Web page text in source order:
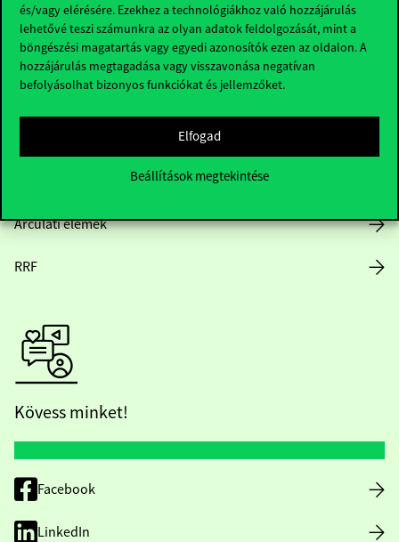
és/vagy elérésére. Ezekhez a technológiákhoz való hozzájárulás
lehetővé teszi számunkra az olyan adatok feldolgozását, mint a
böngészési magatartás vagy egyedi azonosítók ezen az oldalon. A
hozzájárulás megtagadása vagy visszavonása negatívan
befolyásolhat bizonyos funkciókat és jellemzőket.
Elfogad
Beállítások megtekintése
Nyitvatartás
Házirend
Arculati elemek
RRF
Kövess minket!
Facebook
LinkedIn